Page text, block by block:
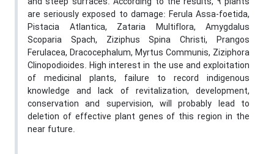
are seriously exposed to damage: Ferula Assa-foetida,
Pistacia Atlantica, Zataria Multiflora, Amygdalus
Scoparia Spach, Ziziphus Spina Christi, Prangos
Ferulacea, Dracocephalum, Myrtus Communis, Ziziphora
Clinopodioides. High interest in the use and exploitation
of medicinal plants, failure to record indigenous
knowledge and lack of revitalization, development,
conservation and supervision, will probably lead to
deletion of effective plant genes of this region in the
near future.